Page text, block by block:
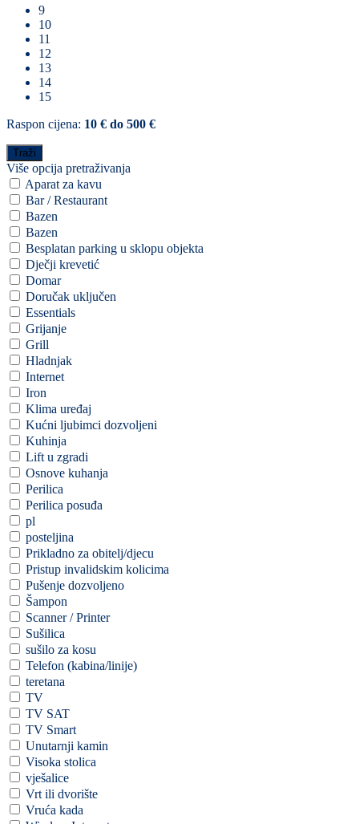
9
10
11
12
13
14
15
Raspon cijena: 10 € do 500 €
Više opcija pretraživanja
Aparat za kavu
Bar / Restaurant
Bazen
Bazen
Besplatan parking u sklopu objekta
Dječji krevetić
Domar
Doručak uključen
Essentials
Grijanje
Grill
Hladnjak
Internet
Iron
Klima uređaj
Kućni ljubimci dozvoljeni
Kuhinja
Lift u zgradi
Osnove kuhanja
Perilica
Perilica posuđa
pl
posteljina
Prikladno za obitelj/djecu
Pristup invalidskim kolicima
Pušenje dozvoljeno
Šampon
Scanner / Printer
Sušilica
sušilo za kosu
Telefon (kabina/linije)
teretana
TV
TV SAT
TV Smart
Unutarnji kamin
Visoka stolica
vješalice
Vrt ili dvorište
Vruća kada